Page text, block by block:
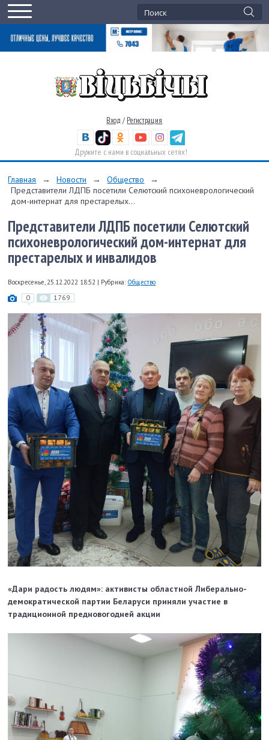
Вход / Регистрация
Дружите с нами в социальных сетях!
Главная → Новости → Общество
→
Представители ЛДПБ посетили Селютский психоневрологический
дом-интернат для престарелых...
Представители ЛДПБ посетили Селютский
психоневрологический дом-интернат для
престарелых и инвалидов
Воскресенье, 25.12.2022 18:52 | Рубрика: Общество
0 1769
«Дари радость людям»: активисты областной Либерально-
демократической партии Беларуси приняли участие в
традиционной предновогодней акции